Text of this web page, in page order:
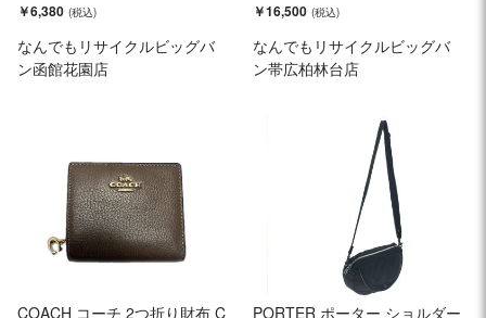
￥6,380
なんでもリサイクルビッグバ
ン函館花園店
￥16,500
なんでもリサイクルビッグバ
ン帯広柏林台店
COACH コーチ 2つ折り財布 C PORTER ポーター ショルダー